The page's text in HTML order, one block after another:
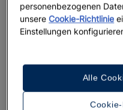
Die 12
personenbezogenen
unsereCookie-Richtlinie
Einstellungen
Alle